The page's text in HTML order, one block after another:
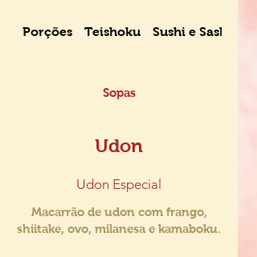
Porções Teishoku Sushi e Sashimi
Sopas
Udon
Udon Especial
Macarrão de udon com frango,
shiitake, ovo, milanesa e kamaboku.